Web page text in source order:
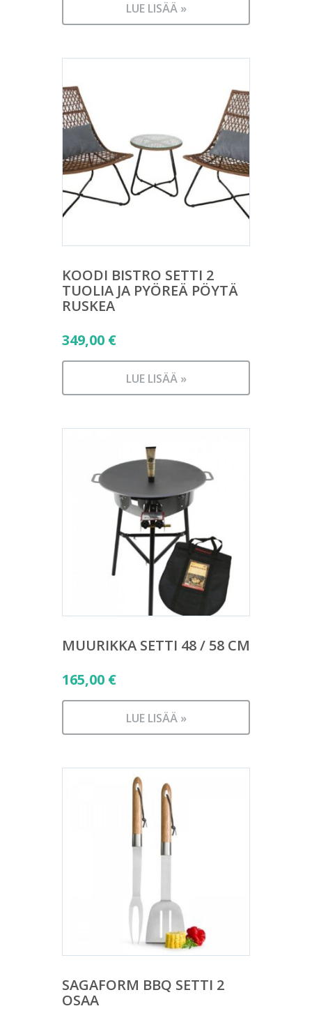
LUE LISÄÄ »
KOODI BISTRO SETTI 2
TUOLIA JA PYÖREÄ PÖYTÄ
RUSKEA
349,00 €
LUE LISÄÄ »
MUURIKKA SETTI 48 / 58 CM
165,00 €
LUE LISÄÄ »
SAGAFORM BBQ SETTI 2
OSAA